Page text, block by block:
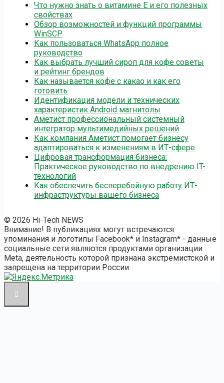
Что нужно знать о витамине Е и его полезных
свойствах
Обзор возможностей и функций программы
WinSCP
Как пользоваться WhatsApp полное
руководство
Как выбрать лучший сироп для кофе советы
и рейтинг брендов
Как называется кофе с какао и как его
готовить
Идентификация модели и технических
характеристик Android магнитолы
Аметист профессиональный системный
интегратор мультимедийных решений
Как компания Аметист помогает бизнесу
адаптироваться к изменениям в ИТ-сфере
Цифровая трансформация бизнеса:
Практическое руководство по внедрению IT-
технологий
Как обеспечить бесперебойную работу ИТ-
инфраструктуры вашего бизнеса
© 2026 Hi-Tech NEWS
Внимание! В публикациях могут встречаются
упоминания и логотипы Facebook* и Instagram* - данные
социальные сети являются продуктами организации
Meta, деятельность которой признана экстремистской и
запрещена на территории России